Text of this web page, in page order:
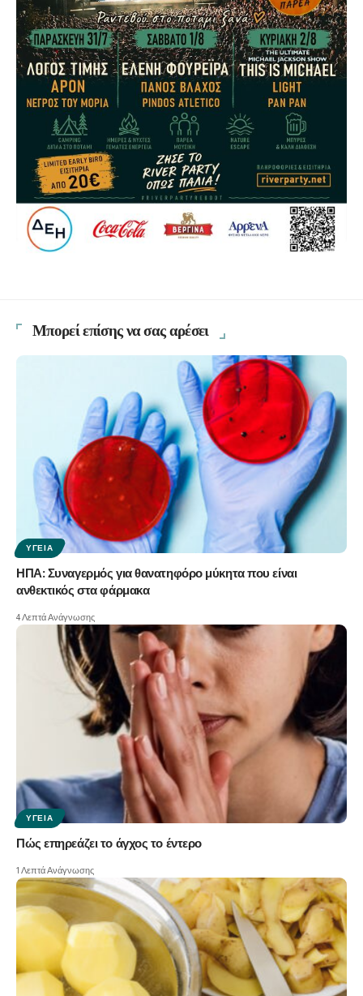
Μπορεί επίσης να σας αρέσει
ΥΓΕΊΑ
ΗΠΑ: Συναγερμός για θανατηφόρο μύκητα που είναι
ανθεκτικός στα φάρμακα
4 Λεπτά Ανάγνωσης
ΥΓΕΊΑ
Πώς επηρεάζει το άγχος το έντερο
1 Λεπτά Ανάγνωσης